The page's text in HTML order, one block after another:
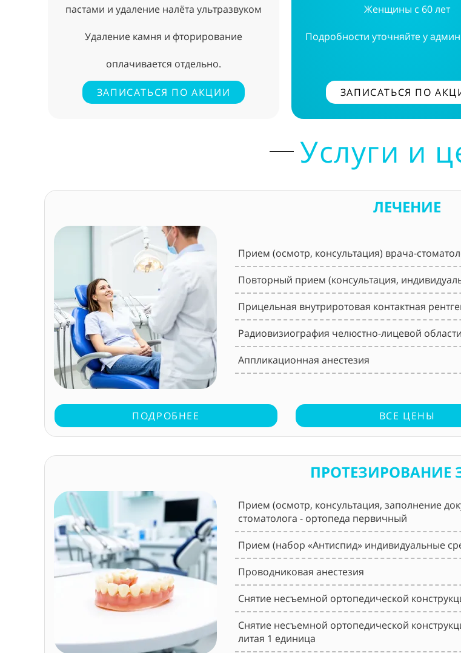
пастами и удаление налёта ультразвуком
Удаление камня и фторирование
оплачивается отдельно.
ЗАПИСАТЬСЯ ПО АКЦИИ
Женщины с 60 лет
Подробности уточняйте у
ЗАПИСАТЬСЯ ПО
Услуги и
ЛЕЧЕНИЕ
Прием (осмотр, консультация) врача-
Повторный прием (консультация,
Прицельная внутриротовая контактная
Радиовизиография челюстно-лицевой области
Аппликационная анестезия
ПОДРОБНЕЕ ВСЕ ЦЕНЫ
ПРОТЕЗИРОВАНИЕ
Прием (осмотр, консультация, заполнение
стоматолога - ортопеда первичный
Прием (набор «Антиспид» индивидуальные
Проводниковая анестезия
Снятие несъемной ортопедической
Снятие несъемной ортопедической
литая 1 единица